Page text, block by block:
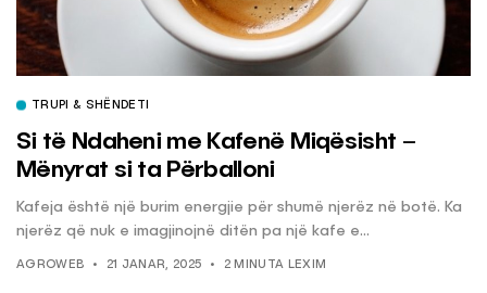
TRUPI & SHËNDETI
Si të Ndaheni me Kafenë Miqësisht –
Mënyrat si ta Përballoni
Kafeja është një burim energjie për shumë njerëz në botë. Ka
njerëz që nuk e imagjinojnë ditën pa një kafe e...
AGROWEB 21 JANAR, 2025 2 MINUTA LEXIM